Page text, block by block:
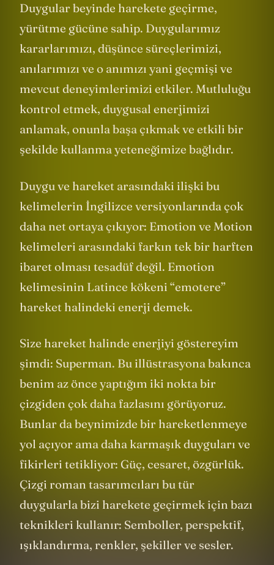
Duygular beyinde harekete geçirme,
yürütme gücüne sahip. Duygularımız
kararlarımızı, düşünce süreçlerimizi,
anılarımızı ve o anımızı yani geçmişi ve
mevcut deneyimlerimizi etkiler. Mutluluğu
kontrol etmek, duygusal enerjimizi
anlamak, onunla başa çıkmak ve etkili bir
şekilde kullanma yeteneğimize bağlıdır.
Duygu ve hareket arasındaki ilişki bu
kelimelerin İngilizce versiyonlarında çok
daha net ortaya çıkıyor: Emotion ve Motion
kelimeleri arasındaki farkın tek bir harften
ibaret olması tesadüf değil. Emotion
kelimesinin Latince kökeni “emotere”
hareket halindeki enerji demek.
Size hareket halinde enerjiyi göstereyim
şimdi: Superman. Bu illüstrasyona bakınca
benim az önce yaptığım iki nokta bir
çizgiden çok daha fazlasını görüyoruz.
Bunlar da beynimizde bir hareketlenmeye
yol açıyor ama daha karmaşık duyguları ve
fikirleri tetikliyor: Güç, cesaret, özgürlük.
Çizgi roman tasarımcıları bu tür
duygularla bizi harekete geçirmek için bazı
teknikleri kullanır: Semboller, perspektif,
ışıklandırma, renkler, şekiller ve sesler.